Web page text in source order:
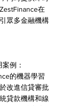
在
眾多金融機構
例：
的機器學習
改進信貸審批
貸款機構和線